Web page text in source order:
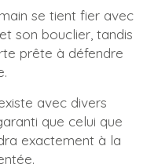
se tient fier avec
son bouclier, tandis
prête à défendre
avec divers
que celui que
exactement à la